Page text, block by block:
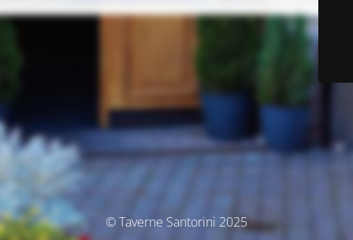
© Taverne Santorini 2025